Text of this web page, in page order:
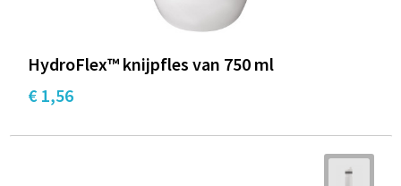
HydroFlex™ knijpfles van 750 ml
€ 1,56